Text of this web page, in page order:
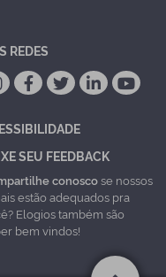
REDES
SEU FEEDBACK
conoscose nossos
estão adequados pra
Elogios também são
bem vindos!